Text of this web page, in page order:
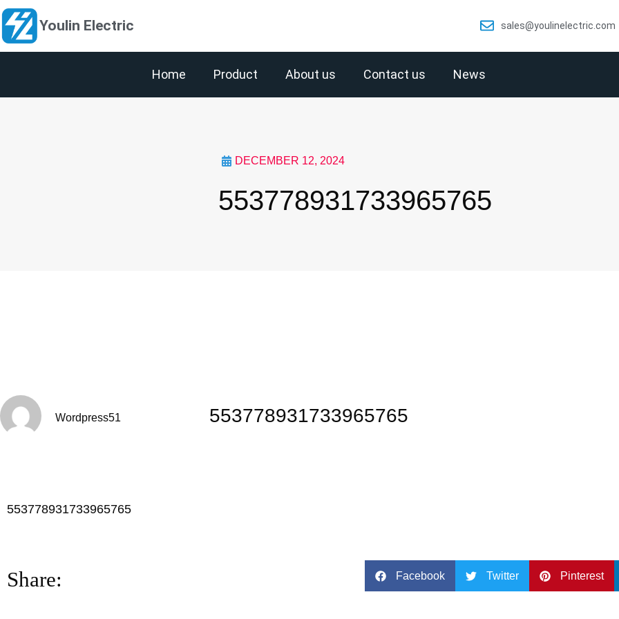
Youlin Electric sales@youlinelectric.com
Home Product About us Contact us News
DECEMBER 12, 2024
553778931733965765
Wordpress51 553778931733965765
553778931733965765
Share: Facebook Twitter Pinterest